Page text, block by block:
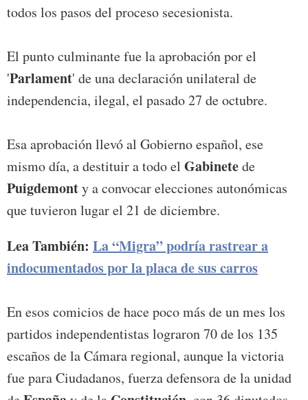
todos los pasos del proceso secesionista.
El punto culminante fue la aprobación por el
'Parlament' de una declaración unilateral de
independencia, ilegal, el pasado 27 de octubre.
Esa aprobación llevó al Gobierno español, ese
mismo día, a destituir a todo el Gabinetede
Puigdemonty a convocar elecciones autonómicas
que tuvieron lugar el 21 de diciembre.
Lea También: La “Migra” podría rastrear a
indocumentados por la placa de sus carros
En esos comicios de hace poco más de un mes los
partidos independentistas lograron 70 de los 135
escaños de la Cámara regional, aunque la victoria
fue para Ciudadanos, fuerza defensora de la unidad